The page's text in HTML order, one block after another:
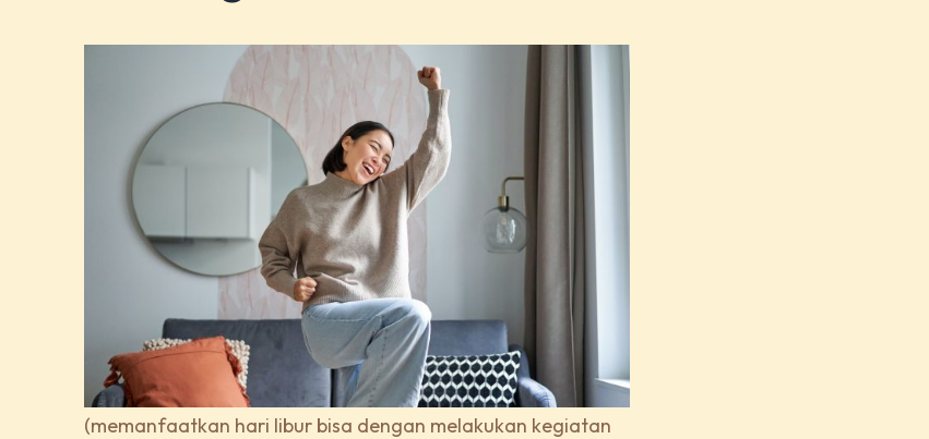
(memanfaatkan hari libur bisa dengan melakukan kegiatan